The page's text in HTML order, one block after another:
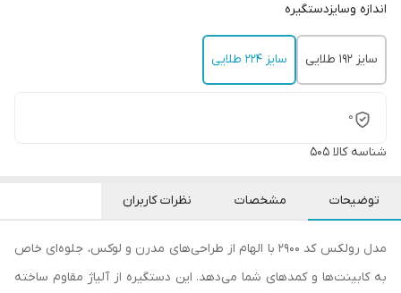
اندازه وسایزدستگیره
سایز ۱۹۲ طلایی سایز ۲۲۴ طلایی
0
شناسه کالا 505
توضیحات مشخصات نظرات کاربران
مدل رولکس کد 2900 با الهام از طراحی‌های مدرن و لوکس، جلوه‌ای خاص
به کابینت‌ها و کمدهای شما می‌دهد. این دستگیره از آلیاژ مقاوم ساخته